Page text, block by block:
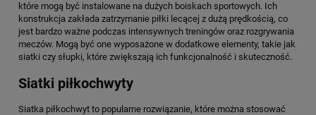
które mogą być instalowane na dużych boiskach sportowych. Ich
konstrukcja zakłada zatrzymanie piłki lecącej z dużą prędkością, co
jest bardzo ważne podczas intensywnych treningów oraz rozgrywania
meczów. Mogą być one wyposażone w dodatkowe elementy, takie jak
siatki czy słupki, które zwiększają ich funkcjonalność i skuteczność.
Siatki piłkochwyty
Siatka piłkochwyt to popularne rozwiązanie, które można stosować